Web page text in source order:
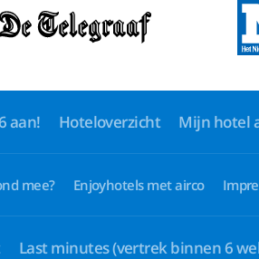
aan! Hoteloverzicht Mijn hotel
mee? Enjoyhotels met airco
Last minutes(vertrek binnen 6